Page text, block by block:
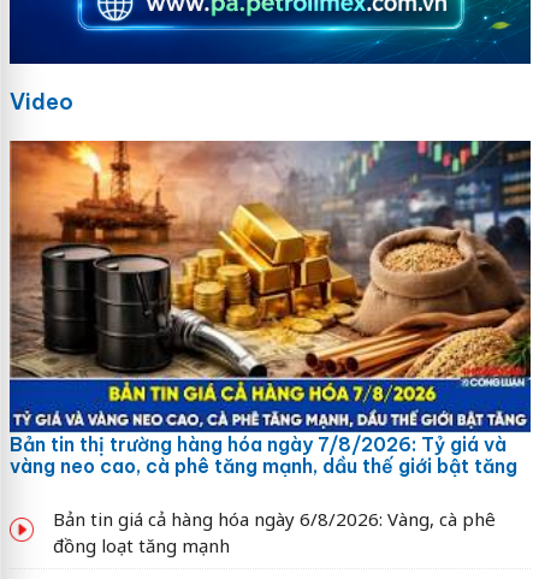
Video
Bản tin thị trường hàng hóa ngày 7/8/2026: Tỷ giá và
vàng neo cao, cà phê tăng mạnh, dầu thế giới bật tăng
Bản tin giá cả hàng hóa ngày 6/8/2026: Vàng, cà phê
đồng loạt tăng mạnh